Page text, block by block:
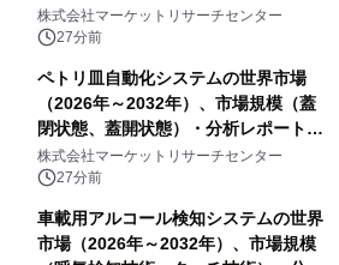
トン、60トン超）・分析レポートを発
表
株式会社マーケットリサーチセンター
27分前
ペトリ皿自動化システムの世界市場
（2026年～2032年）、市場規模（蓋
閉状態、蓋開状態）・分析レポートを
発表
株式会社マーケットリサーチセンター
27分前
車載用アルコール検知システムの世界
市場（2026年～2032年）、市場規模